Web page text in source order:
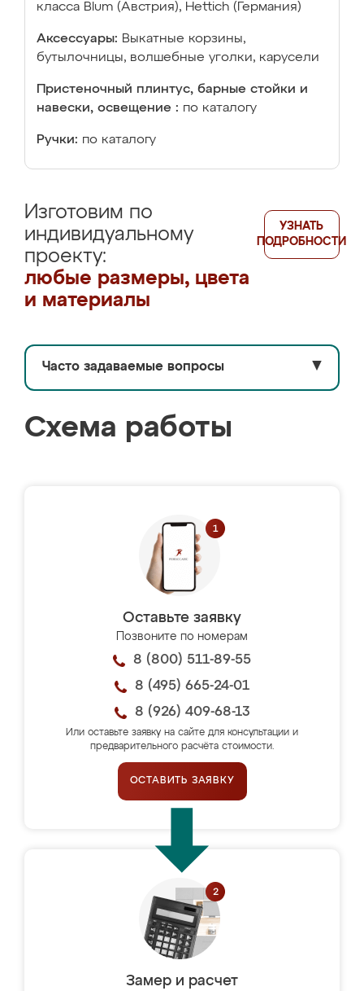
класса Blum (Австрия), Hettich (Германия)
Аксессуары: Выкатные корзины,
бутылочницы, волшебные уголки, карусели
Пристеночный плинтус, барные стойки и
навески, освещение : по каталогу
Ручки: по каталогу
Изготовим по
индивидуальному
проекту:
любые размеры, цвета
и материалы
УЗНАТЬ
ПОДРОБНОСТИ
Часто задаваемые вопросы ▼
Схема работы
Оставьте заявку
Позвоните по номерам
8 (800) 511-89-55
8 (495) 665-24-01
8 (926) 409-68-13
Или оставьте заявку на сайте для консультации и
предварительного расчёта стоимости.
ОСТАВИТЬ ЗАЯВКУ
Замер и расчет